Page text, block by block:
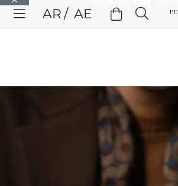
الانتقال إلى المحتوى الرئيسي
الانتقال إلى
AE
AR